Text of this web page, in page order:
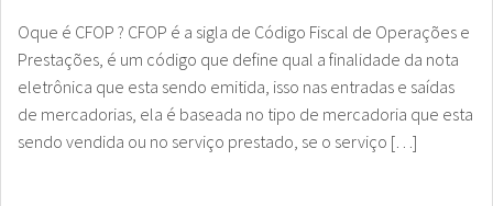
Oque é CFOP ? CFOP é a sigla de Código Fiscal de Operações e
Prestações, é um código que define qual a finalidade da nota
eletrônica que esta sendo emitida, isso nas entradas e saídas
de mercadorias, ela é baseada no tipo de mercadoria que esta
sendo vendida ou no serviço prestado, se o serviço […]